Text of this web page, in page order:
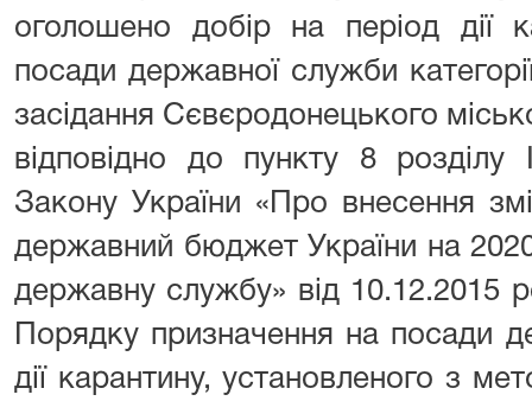
оголошено добір на період дії
посади державної служби
засідання Сєвєродонецького
відповідно до пункту 8 розділу
Закону України «Про внесення
державний бюджет України на
державну службу» від 10.12.2015
Порядку призначення на посади
дії карантину, установленого з